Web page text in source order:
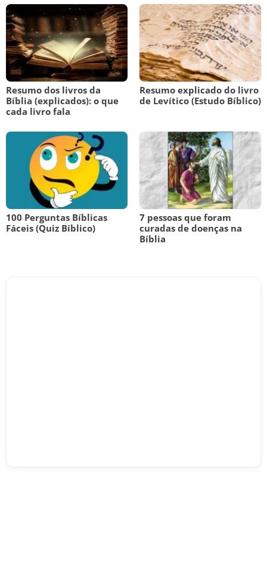
Resumo dos livros da
Bíblia (explicados): o que
cada livro fala
Resumo explicado do livro
de Levítico (Estudo Bíblico)
100 Perguntas Bíblicas
Fáceis (Quiz Bíblico)
7 pessoas que foram
curadas de doenças na
Bíblia